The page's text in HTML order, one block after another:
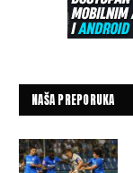
NAŠA PREPORUKA